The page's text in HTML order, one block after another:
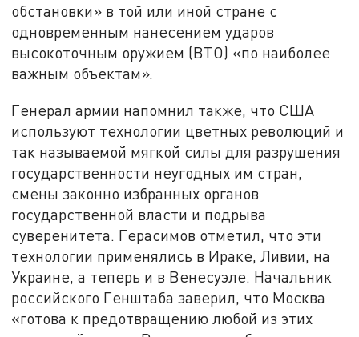
обстановки» в той или иной стране с
одновременным нанесением ударов
высокоточным оружием (ВТО) «по наиболее
важным объектам».
Генерал армии напомнил также, что США
используют технологии цветных революций и
так называемой мягкой силы для разрушения
государственности неугодных им стран,
смены законно избранных органов
государственной власти и подрыва
суверенитета. Герасимов отметил, что эти
технологии применялись в Ираке, Ливии, на
Украине, а теперь и в Венесуэле. Начальник
российского Генштаба заверил, что Москва
«готова к предотвращению любой из этих